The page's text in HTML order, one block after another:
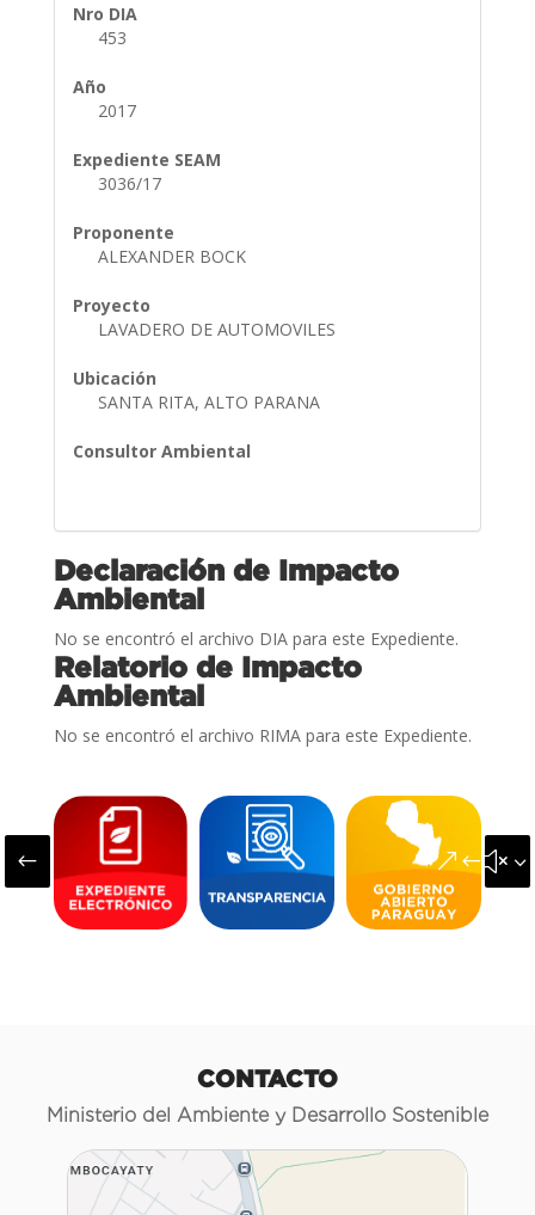
Nro DIA
453
Año
2017
Expediente SEAM
3036/17
Proponente
ALEXANDER BOCK
Proyecto
LAVADERO DE AUTOMOVILES
Ubicación
SANTA RITA, ALTO PARANA
Consultor Ambiental
Declaración de Impacto
Ambiental
No se encontró el archivo DIA para este Expediente.
Relatorio de Impacto
Ambiental
No se encontró el archivo RIMA para este Expediente.
#
CONTACTO
Ministerio del Ambiente y Desarrollo Sostenible